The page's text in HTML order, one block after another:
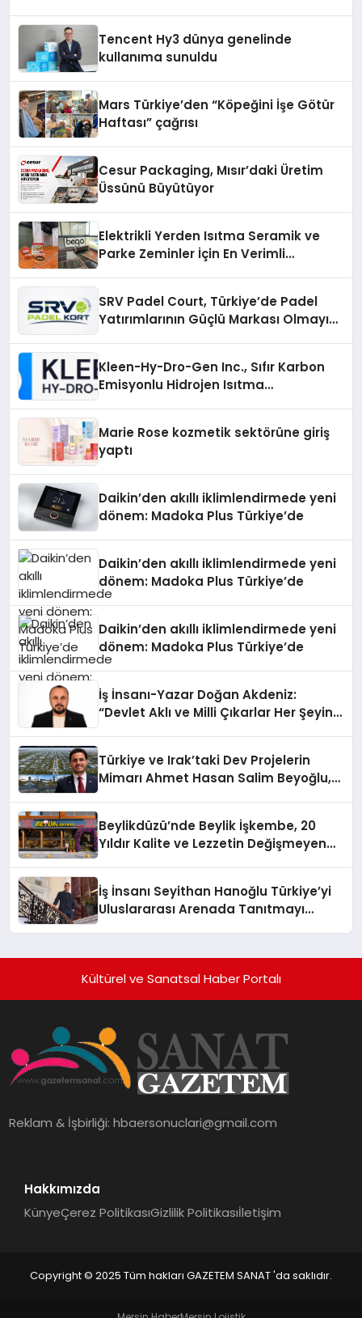
Tencent Hy3 dünya genelinde
kullanıma sunuldu
Mars Türkiye’den “Köpeğini İşe Götür
Haftası” çağrısı
Cesur Packaging, Mısır’daki Üretim
Üssünü Büyütüyor
Elektrikli Yerden Isıtma Seramik ve
Parke Zeminler İçin En Verimli
SRV Padel Court, Türkiye’de Padel
Yatırımlarının Güçlü Markası Olmayı
Kleen-Hy-Dro-Gen Inc., Sıfır Karbon
Emisyonlu Hidrojen Isıtma
Marie Rose kozmetik sektörüne giriş
yaptı
Daikin’den akıllı iklimlendirmede yeni
dönem: Madoka Plus Türkiye’de
Daikin’den akıllı iklimlendirmede yeni
dönem: Madoka Plus Türkiye’de
Daikin’den akıllı iklimlendirmede yeni
dönem: Madoka Plus Türkiye’de
İş İnsanı-Yazar Doğan Akdeniz:
“Devlet Aklı ve Milli Çıkarlar Her Şeyin
Türkiye ve Irak’taki Dev Projelerin
Mimarı Ahmet Hasan Salim Beyoğlu,
Hayata Geçirecek
Beylikdüzü’nde Beylik İşkembe, 20
Yıldır Kalite ve Lezzetin Değişmeyen
İş İnsanı Seyithan Hanoğlu Türkiye’yi
Uluslararası Arenada Tanıtmayı
Kültürel ve Sanatsal Haber Portalı
Reklam & İşbirliği:hbaersonuclari@gmail.com
Hakkımızda
KünyeÇerez PolitikasıGizlilik Politikasıİletişim
Copyright © 2025 Tüm hakları GAZETEM SANAT 'da saklıdır.